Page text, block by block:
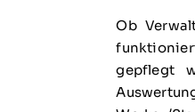
Ob
gepflegt